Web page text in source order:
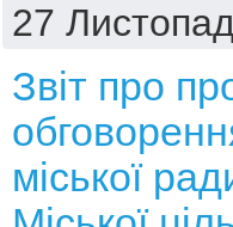
27
Звіт про
міської